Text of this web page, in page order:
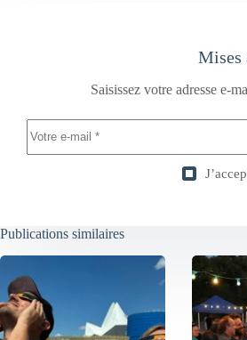
Mises
Saisissez votre adresse e-
Publications similaires